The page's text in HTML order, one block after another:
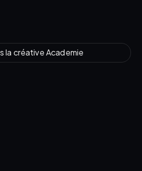
la créative Academie
la créative Academy